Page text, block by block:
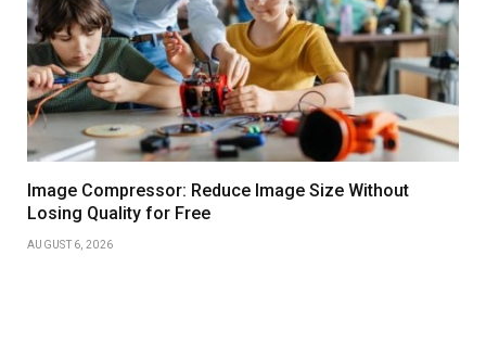
Image Compressor: Reduce Image Size Without
Losing Quality for Free
AUGUST 6, 2026